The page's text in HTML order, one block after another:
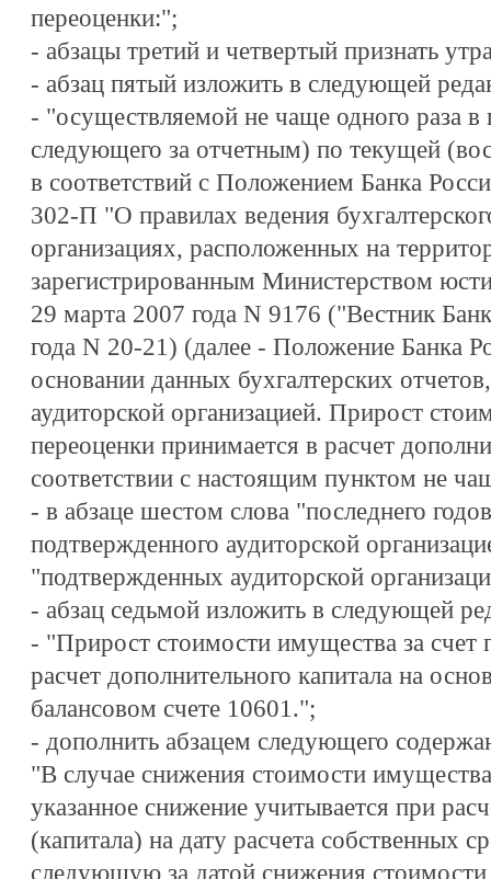
переоценки:";
- абзацы третий и четвертый признать
- абзац пятый изложить в следующей
- "осуществляемой не чаще одного раза в
следующего за отчетным) по текущей
в соответствий с Положением Банка
302-П "О правилах ведения
организациях, расположенных на
зарегистрированным Министерством
29 марта 2007 года N 9176 ("Вестник
года N 20-21) (далее - Положение Банка
основании данных бухгалтерских
аудиторской организацией. Прирост
переоценки принимается в расчет
соответствии с настоящим пунктом не
- в абзаце шестом слова "последнего
подтвержденного аудиторской
"подтвержденных аудиторской
- абзац седьмой изложить в следующей
- "Прирост стоимости имущества за счет
расчет дополнительного капитала на
балансовом счете 10601.";
- дополнить абзацем следующего
"В случае снижения стоимости
указанное снижение учитывается при
(капитала) на дату расчета собственных
следующую за датой снижения